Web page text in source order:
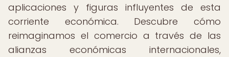
aplicaciones y figuras influyentes de esta
corriente económica. Descubre cómo
reimaginamos el comercio a través de las
alianzas económicas internacionales,